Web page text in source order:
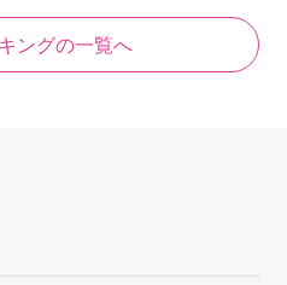
ングの一覧へ